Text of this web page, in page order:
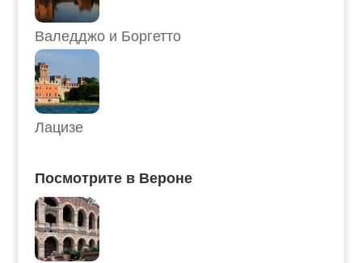
Валедджо и Боргетто
Лацизе
Посмотрите в Вероне